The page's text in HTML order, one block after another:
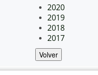
2020
2019
2018
2017
Volver